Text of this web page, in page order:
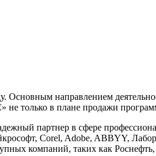
Основным направлением
не только в плане продажи
партнер в сфере
Corel, Adobe, ABBYY,
компаний, таких как